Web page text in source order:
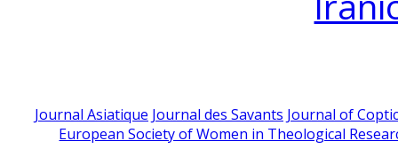
Journal Asiatique Journal des Savants Journal of
European Society of Women in Theological